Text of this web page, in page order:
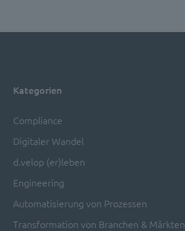
Kategorien
Compliance
Digitaler Wandel
d.velop (er)leben
Engineering
Automatisierung von Prozessen
Transformation von Branchen & Märkten